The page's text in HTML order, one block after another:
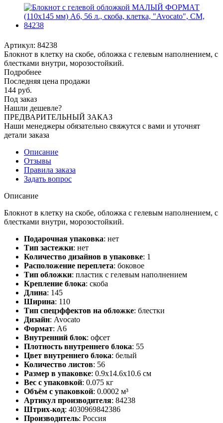
Артикул: 84238
Блокнот в клетку на скобе, обложка с гелевым наполнением, с
блестками внутри, морозостойкий.
Подробнее
Последняя цена продажи
144 руб.
Под заказ
Нашли дешевле?
ПРЕДВАРИТЕЛЬНЫЙ ЗАКАЗ
Наши менеджеры обязательно свяжутся с вами и уточнят
детали заказа
Описание
Отзывы
Правила заказа
Задать вопрос
Описание
Блокнот в клетку на скобе, обложка с гелевым наполнением, с
блестками внутри, морозостойкий.
Подарочная упаковка: нет
Тип застежки: нет
Количество дизайнов в упаковке: 1
Расположение переплета: боковое
Тип обложки: пластик с гелевым наполнением
Крепление блока: скоба
Длина: 145
Ширина: 110
Тип спецэффектов на обложке: блестки
Дизайн: Avocato
Формат: А6
Внутренний блок: офсет
Плотность внутреннего блока: 55
Цвет внутреннего блока: белый
Количество листов: 56
Размер в упаковке: 0.9x14.6x10.6 см
Вес с упаковкой: 0.075 кг
Объём с упаковкой: 0.0002 м³
Артикул производителя: 84238
Штрих-код: 4030969842386
Производитель: Россия